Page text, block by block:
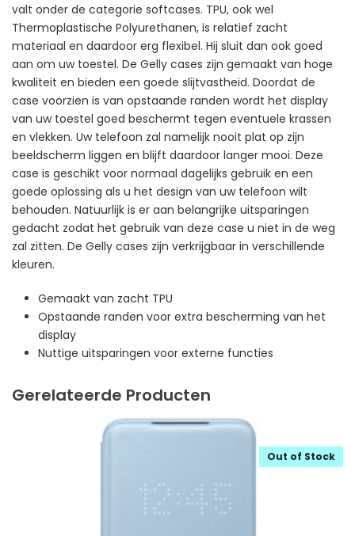
valt onder de categorie softcases. TPU, ook wel
Thermoplastische Polyurethanen, is relatief zacht
materiaal en daardoor erg flexibel. Hij sluit dan ook goed
aan om uw toestel. De Gelly cases zijn gemaakt van hoge
kwaliteit en bieden een goede slijtvastheid. Doordat de
case voorzien is van opstaande randen wordt het display
van uw toestel goed beschermt tegen eventuele krassen
en vlekken. Uw telefoon zal namelijk nooit plat op zijn
beeldscherm liggen en blijft daardoor langer mooi. Deze
case is geschikt voor normaal dagelijks gebruik en een
goede oplossing als u het design van uw telefoon wilt
behouden. Natuurlijk is er aan belangrijke uitsparingen
gedacht zodat het gebruik van deze case u niet in de weg
zal zitten. De Gelly cases zijn verkrijgbaar in verschillende
kleuren.
Gemaakt van zacht TPU
Opstaande randen voor extra bescherming van het
display
Nuttige uitsparingen voor externe functies
Gerelateerde Producten
Out of Stock